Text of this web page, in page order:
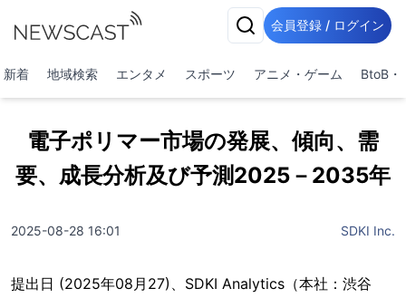
会員登録 / ログイン
新着 地域検索 エンタメ スポーツ アニメ・ゲーム BtoB・
電子ポリマー市場の発展、傾向、需
要、成長分析及び予測2025－2035年
2025-08-28 16:01 SDKI Inc.
提出日 (2025年08月27)、SDKI Analytics（本社：渋谷